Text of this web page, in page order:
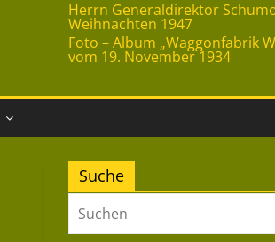
Herrn Generaldirektor
Weihnachten 1947
Foto – Album „Waggonfabrik
vom 19. November 1934
Suche